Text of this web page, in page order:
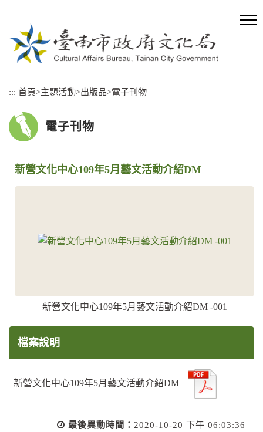
::: 首頁>主題活動>出版品>電子刊物
電子刊物
新營文化中心109年5月藝文活動介紹DM
新營文化中心109年5月藝文活動介紹DM -001
檔案說明
新營文化中心109年5月藝文活動介紹DM
最後異動時間： 2020-10-20 下午 06:03:36